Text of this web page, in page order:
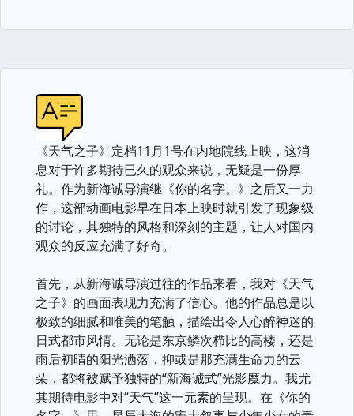
《天气之子》定档11月1号在内地院线上映，这消
息对于许多期待已久的观众来说，无疑是一份厚
礼。作为新海诚导演继《你的名字。》之后又一力
作，这部动画电影早在日本上映时就引发了现象级
的讨论，其独特的风格和深刻的主题，让人对国内
观众的反应充满了好奇。
首先，从新海诚导演过往的作品来看，我对《天气
之子》的画面表现力充满了信心。他的作品总是以
极致的细腻和唯美的笔触，描绘出令人心醉神迷的
日式都市风情。无论是东京鳞次栉比的高楼，还是
雨后初晴的阳光洒落，抑或是那充满生命力的云
朵，都将被赋予独特的“新海诚式”光影魔力。我尤
其期待电影中对“天气”这一元素的呈现。在《你的